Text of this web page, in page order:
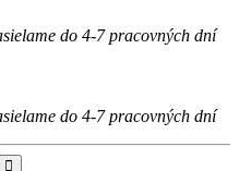
do 4-7 pracovných dní
do 4-7 pracovných dní